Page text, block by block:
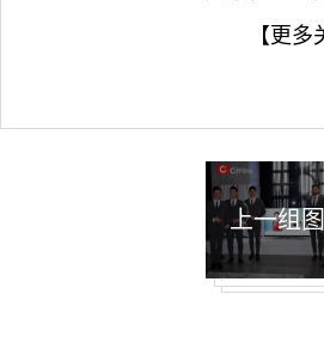
【更多
5/9
上一组图